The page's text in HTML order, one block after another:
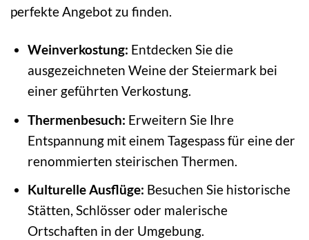
perfekte Angebot zu finden.
Weinverkostung: Entdecken Sie die
ausgezeichneten Weine der Steiermark bei
einer geführten Verkostung.
Thermenbesuch: Erweitern Sie Ihre
Entspannung mit einem Tagespass für eine der
renommierten steirischen Thermen.
Kulturelle Ausflüge: Besuchen Sie historische
Stätten, Schlösser oder malerische
Ortschaften in der Umgebung.